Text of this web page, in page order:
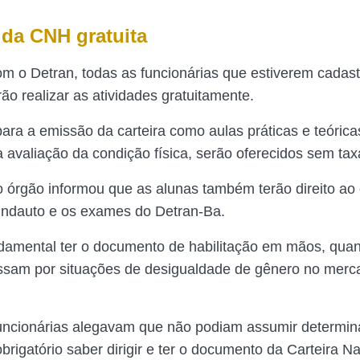
CNH gratuita
o Detran, todas as funcionárias que estiverem
realizar as atividades gratuitamente.
a emissão da carteira como aulas práticas e
avaliação da condição física, serão oferecidos sem
órgão informou que as alunas também terão direito ao
e os exames do Detran-Ba.
ter o documento de habilitação em mãos,
por situações de desigualdade de gênero no
alegavam que não podiam assumir
saber dirigir e ter o documento da Carteira